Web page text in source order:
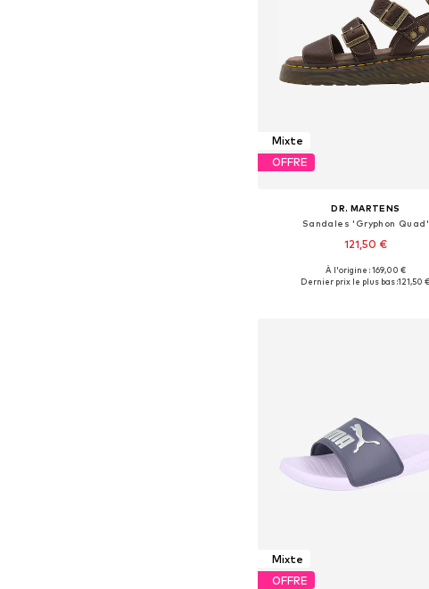
Mixte
OFFRE
DR. MARTENS
Sandales 'Gryphon Quad'
121,50 €
Disponible en plusieurs tailles
À l'origine : 169,00 €
Dernier prix le plus bas :121,50 €
Mixte
OFFRE